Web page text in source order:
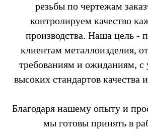
резьбы по чертежам
контролируем качество
производства. Наша цель -
клиентам металлоизделия,
требованиям и ожиданиям, с
высоких стандартов качества
Благодаря нашему опыту и
мы готовы принять в